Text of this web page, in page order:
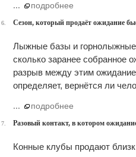
... подробнее
6. Сезон, который продаёт ожидание
Лыжные базы и горнолыжные
сколько заранее собранное
разрыв между этим
определяет, вернётся ли
... подробнее
7. Разовый контакт, в котором
Конные клубы продают